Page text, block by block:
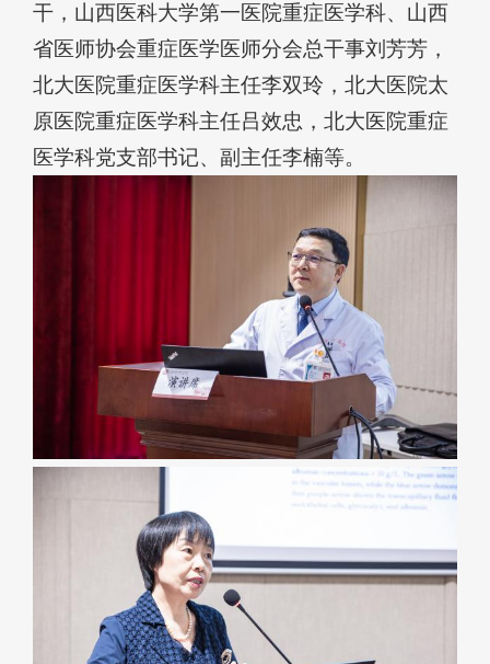
干，山西医科大学第一医院重症医学科、山西
省医师协会重症医学医师分会总干事刘芳芳，
北大医院重症医学科主任李双玲，北大医院太
原医院重症医学科主任吕效忠，北大医院重症
医学科党支部书记、副主任李楠等。